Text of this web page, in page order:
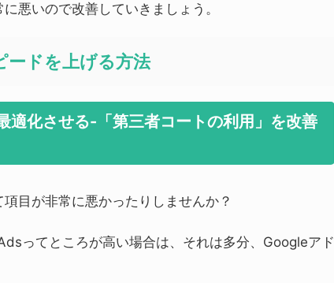
悪いので改善していきましょう。
ードを上げる方法
適化させる-「第三者コートの利用」を改善
項目が非常に悪かったりしませんか？
ってところが高い場合は、それは多分、Googleアド